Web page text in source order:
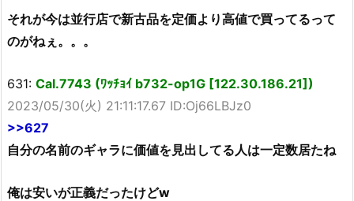
それが今は並行店で新古品を定価より高値で買ってるって
のがねぇ。。。
631: Cal.7743 (ﾜｯﾁｮｲ b732-op1G [122.30.186.21])
2023/05/30(火) 21:11:17.67 ID:Oj66LBJz0
>>627
自分の名前のギャラに価値を見出してる人は一定数居たね
俺は安いが正義だったけどw